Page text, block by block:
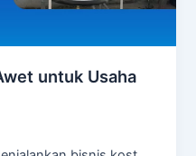
untuk Usaha